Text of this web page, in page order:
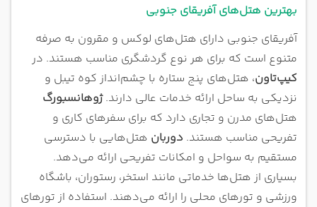
بهترین هتل‌های آفریقای جنوبی
آفریقای جنوبی دارای هتل‌های لوکس و مقرون به صرفه
متنوع است که برای هر نوع گردشگری مناسب هستند. در
کیپ‌تاون، هتل‌های پنج ستاره با چشم‌انداز کوه تیبل و
نزدیکی به ساحل ارائه خدمات عالی دارند.ژوهانسبورگ
هتل‌های مدرن و تجاری دارد که برای سفرهای کاری و
تفریحی مناسب هستند. دوربان هتل‌هایی با دسترسی
مستقیم به سواحل و امکانات تفریحی ارائه می‌دهد.
بسیاری از هتل‌ها خدماتی مانند استخر، رستوران، باشگاه
ورزشی و تورهای محلی را ارائه می‌دهند. استفاده از تورهای